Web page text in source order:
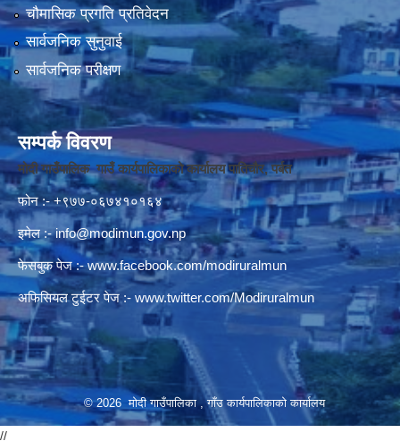
चौमासिक प्रगति प्रतिवेदन
सार्वजनिक सुनुवाई
सार्वजनिक परीक्षण
सम्पर्क विवरण
मोदी गाउँपालिक गाउँ कार्यपालिकाको कार्यालय पातिचौर, पर्बत
फोन :- +९७७-०६७४१०१६४
इमेल :-info@modimun.gov.np
फेसबुक पेज :-www.facebook.com/modiruralmun
अफिसियल टुईटर पेज :- www.twitter.com/Modiruralmun
© 2026 मोदी गाउँपालिका , गाँउ कार्यपालिकाको कार्यालय
//